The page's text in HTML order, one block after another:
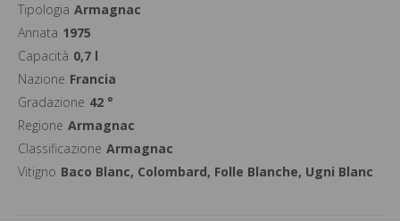
Tipologia Armagnac
Annata 1975
Capacità 0,7 l
Nazione Francia
Gradazione 42 °
Regione Armagnac
Classificazione Armagnac
Vitigno Baco Blanc, Colombard, Folle Blanche, Ugni Blanc